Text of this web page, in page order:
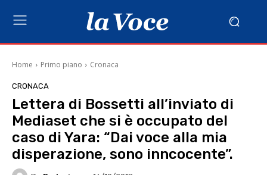
Home Primo piano Cronaca
CRONACA
Lettera di Bossetti all’inviato di
Mediaset che si è occupato del
caso di Yara: “Dai voce alla mia
disperazione, sono inncocente”.